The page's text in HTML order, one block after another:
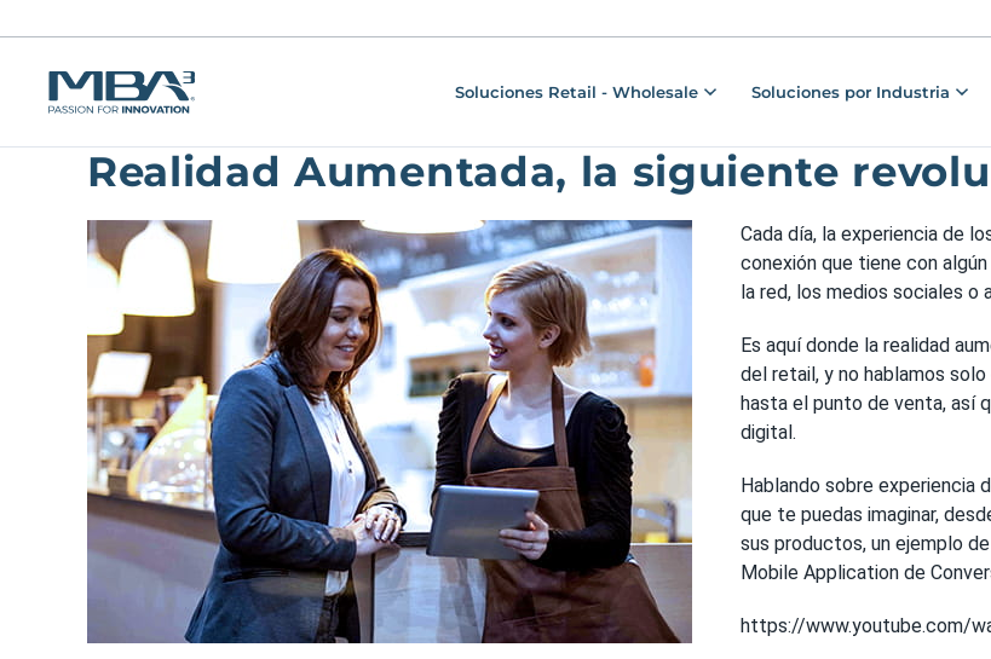
Soluciones Retail - Wholesale Soluciones por Industria
Realidad Aumentada, la siguiente
Cada día, la experiencia de
conexión que tiene con
la red, los medios sociales
Es aquí donde la realidad
del retail, y no hablamos
hasta el punto de venta, así
digital.
Hablando sobre experiencia
que te puedas imaginar,
sus productos, un ejemplo
Mobile Application de
https://www.youtube.com/